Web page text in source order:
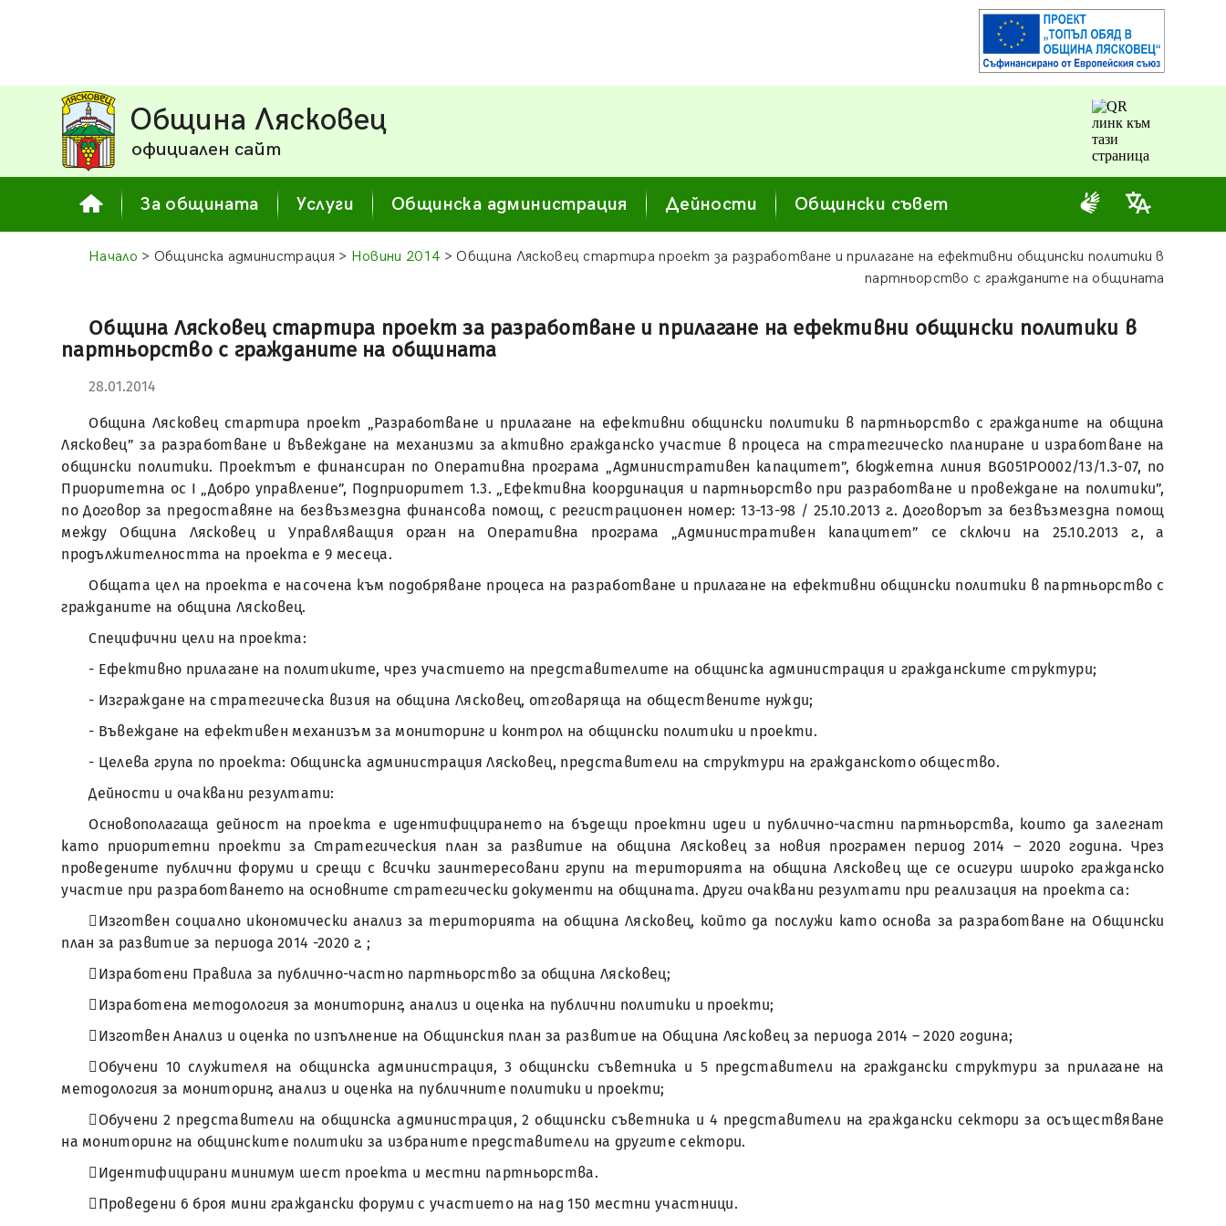
Община Лясковец
официален сайт
За общината Услуги Общинска администрация Дейности Общински съвет
Начало > Общинска администрация > Новини 2014 > Община Лясковец стартира проект за разработване и прилагане на ефективни общински политики в
партньорство с гражданите на общината
Община Лясковец стартира проект за разработване и прилагане на ефективни общински политики в
партньорство с гражданите на общината
28.01.2014
Община Лясковец стартира проект „Разработване и прилагане на ефективни общински политики в партньорство с гражданите на община
Лясковец” за разработване и въвеждане на механизми за активно гражданско участие в процеса на стратегическо планиране и изработване на
общински политики. Проектът е финансиран по Оперативна програма „Административен капацитет”, бюджетна линия BG051PO002/13/1.3-07, по
Приоритетна ос I „Добро управление”, Подприоритет 1.3. „Ефективна координация и партньорство при разработване и провеждане на политики”,
по Договор за предоставяне на безвъзмездна финансова помощ, с регистрационен номер: 13-13-98 / 25.10.2013 г.. Договорът за безвъзмездна помощ
между Община Лясковец и Управляващия орган на Оперативна програма „Административен капацитет” се сключи на 25.10.2013 г., а
продължителността на проекта е 9 месеца.
Общата цел на проекта е насочена към подобряване процеса на разработване и прилагане на ефективни общински политики в партньорство с
гражданите на община Лясковец.
Специфични цели на проекта:
- Ефективно прилагане на политиките, чрез участието на представителите на общинска администрация и гражданските структури;
- Изграждане на стратегическа визия на община Лясковец, отговаряща на обществените нужди;
- Въвеждане на ефективен механизъм за мониторинг и контрол на общински политики и проекти.
- Целева група по проекта: Общинска администрация Лясковец, представители на структури на гражданското общество.
Дейности и очаквани резултати:
Основополагаща дейност на проекта е идентифицирането на бъдещи проектни идеи и публично-частни партньорства, които да залегнат
като приоритетни проекти за Стратегическия план за развитие на община Лясковец за новия програмен период 2014 – 2020 година. Чрез
проведените публични форуми и срещи с всички заинтересовани групи на територията на община Лясковец ще се осигури широко гражданско
участие при разработването на основните стратегически документи на общината. Други очаквани резултати при реализация на проекта са:
Изготвен социално икономически анализ за територията на община Лясковец, който да послужи като основа за разработване на Общински
план за развитие за периода 2014 -2020 г. ;
Изработени Правила за публично-частно партньорство за община Лясковец;
Изработена методология за мониторинг, анализ и оценка на публични политики и проекти;
Изготвен Анализ и оценка по изпълнение на Общинския план за развитие на Община Лясковец за периода 2014 – 2020 година;
Обучени 10 служителя на общинска администрация, 3 общински съветника и 5 представители на граждански структури за прилагане на
методология за мониторинг, анализ и оценка на публичните политики и проекти;
Обучени 2 представители на общинска администрация, 2 общински съветника и 4 представители на граждански сектори за осъществяване
на мониторинг на общинските политики за избраните представители на другите сектори.
Идентифицирани минимум шест проекта и местни партньорства.
Проведени 6 броя мини граждански форуми с участието на над 150 местни участници.